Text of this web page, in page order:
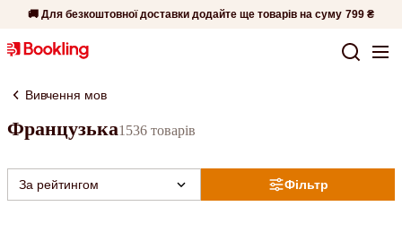
🚚 Для безкоштовної доставки додайте ще товарів на суму 799 ₴
Вивчення мов
Французька1536 товарів
Фільтр
За рейтингом